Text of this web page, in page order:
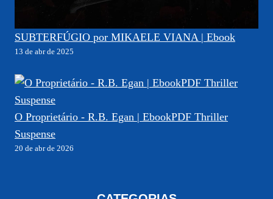
SUBTERFÚGIO por MIKAELE VIANA | Ebook
13 de abr de 2025
O Proprietário - R.B. Egan | EbookPDF Thriller
Suspense
20 de abr de 2026